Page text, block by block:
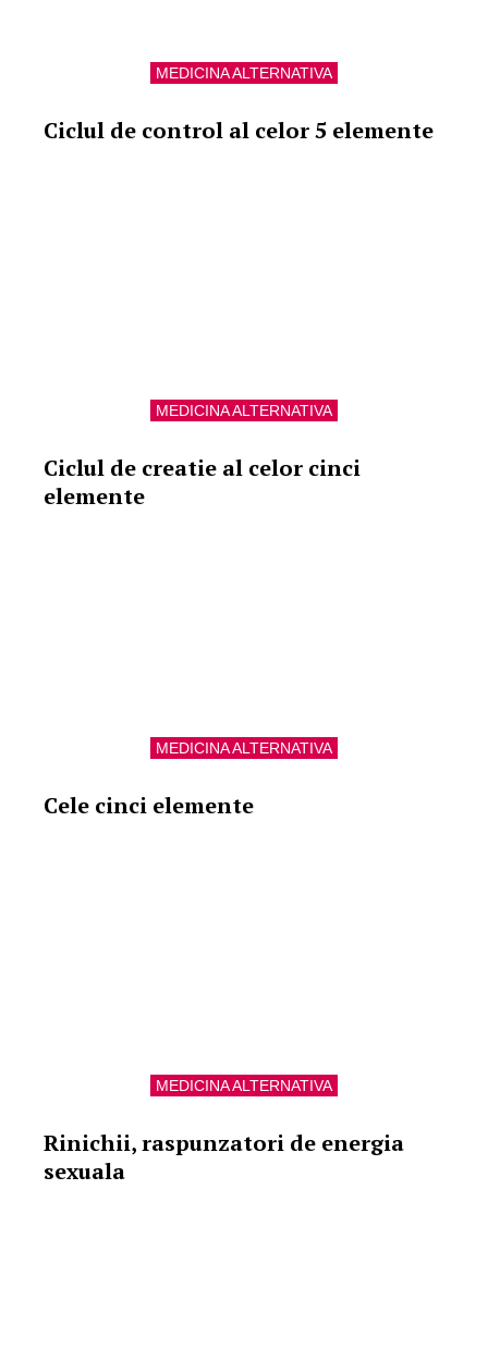
MEDICINA ALTERNATIVA
Ciclul de control al celor 5 elemente
MEDICINA ALTERNATIVA
Ciclul de creatie al celor cinci
elemente
MEDICINA ALTERNATIVA
Cele cinci elemente
MEDICINA ALTERNATIVA
Rinichii, raspunzatori de energia
sexuala